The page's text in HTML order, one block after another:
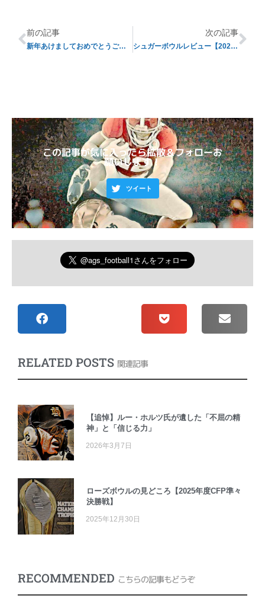
前の記事
新年あけましておめでとうございます！
次の記事
シュガーボウルレビュー【2020年度シーズン】
この記事が気に入ったら拡散＆フォローお
願いします！
ツイート
RELATED POSTS 関連記事
【追悼】ルー・ホルツ氏が遺した「不屈の精
神」と「信じる力」
2026年3月7日
ローズボウルの見どころ【2025年度CFP準々
決勝戦】
2025年12月30日
RECOMMENDED こちらの記事もどうぞ